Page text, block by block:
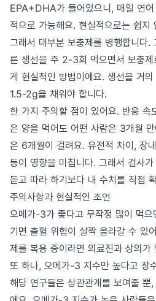
EPA+DHA가 들어있으니, 매일 연
적으로 가능해요. 현실적으로는 쉽지
그래서 대부분 보충제를 병행합니다.
른 생선을 주 2-3회 먹으면서 보충
게 현실적인 방법이에요. 생선을 거
1.5-2g을 채워야 합니다.
한 가지 주의할 점이 있어요. 반응 속
은 양을 먹어도 어떤 사람은 3개월
은 6개월이 걸려요. 유전적 차이, 장
등이 영향을 미칩니다. 그래서 검사
듣고 따라 하기보다 내 수치를 직접
주의사항과 현실적인 조언
오메가-3가 좋다고 무작정 많이 먹
기면 출혈 위험이 살짝 올라갈 수 있
제를 복용 중이라면 의료진과 상의가
또 하나, 오메가-3 지수만 높다고 장
해당 연구들은 상관관계를 보여줄 뿐